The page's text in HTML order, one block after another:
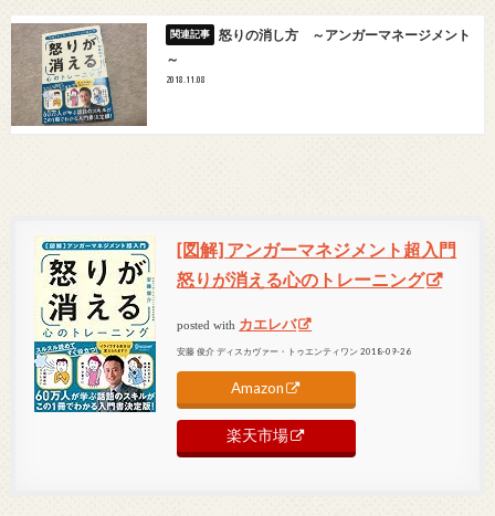
怒りの消し方 ～アンガーマネージメント
～
2018.11.08
[図解] アンガーマネジメント超入門
怒りが消える心のトレーニング
posted with カエレバ
安藤 俊介 ディスカヴァー・トゥエンティワン 2018-09-26
Amazon
楽天市場